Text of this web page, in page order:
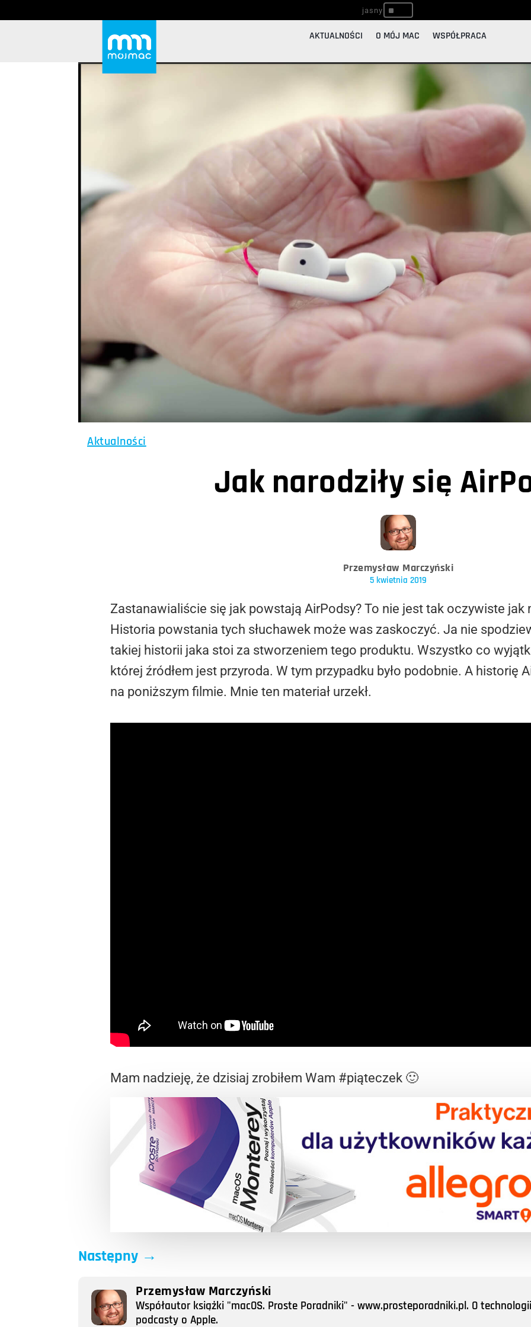
^
AKTUALNOŚCI O MÓJ MAC WSPÓŁPRACA
Aktualności
Jak narodziły się
Przemysław Marczyński
5 kwietnia 2019
Zastanawialiście się jak powstają AirPodsy? To nie jest tak oczywiste jak
Historia powstania tych słuchawek może was zaskoczyć. Ja nie
takiej historii jaka stoi za stworzeniem tego produktu. Wszystko co
której źródłem jest przyroda. W tym przypadku było podobnie. A historię
na poniższym filmie. Mnie ten materiał urzekł.
Mam nadzieję, że dzisiaj zrobiłem Wam #piąteczek 🙂
Następny →
Przemysław Marczyński
Współautor książki "macOS. Proste Poradniki" - www.prosteporadniki.pl. O
podcasty o Apple.